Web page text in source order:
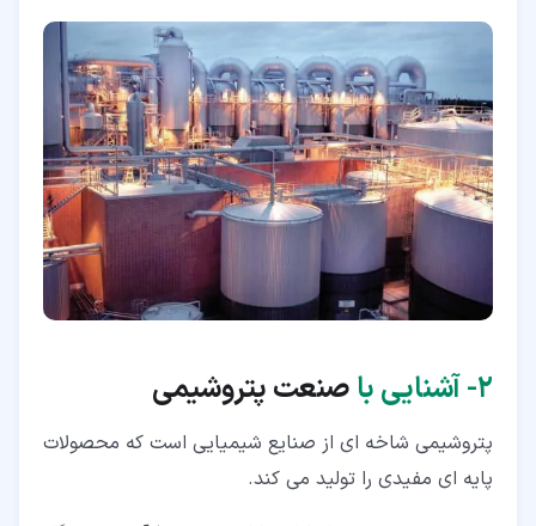
۲‏- آشنایی باصنعت پتروشیمی
پتروشیمی شاخه ای از صنایع شیمیایی است که محصولات
پایه ای مفیدی را تولید می کند.